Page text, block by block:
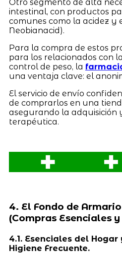
Otro segmento de alta
intestinal, con productos
comunes como la acidez y
Neobianacid).
Para la compra de estos
para los relacionados con
control de peso, la
una ventaja clave: el
El servicio de envío
de comprarlos en una
asegurando la adquisición
terapéutica.
4. El Fondo de
(Compras Esenciales y
4.1. Esenciales del
Higiene Frecuente.